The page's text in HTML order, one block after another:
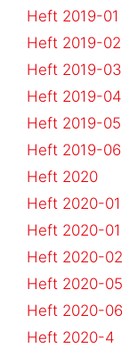
Heft 2019-01
Heft 2019-02
Heft 2019-03
Heft 2019-04
Heft 2019-05
Heft 2019-06
Heft 2020
Heft 2020-01
Heft 2020-01
Heft 2020-02
Heft 2020-05
Heft 2020-06
Heft 2020-4